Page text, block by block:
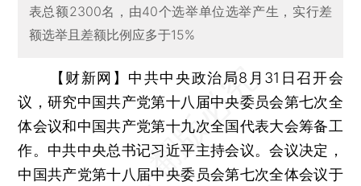
表总额2300名，由40个选举单位选举产生，实行差
额选举且差额比例应多于15%
【财新网】 中共中央政治局8月31日召开会
议，研究中国共产党第十八届中央委员会第七次全
体会议和中国共产党第十九次全国代表大会筹备工
作。中共中央总书记习近平主持会议。会议决定，
中国共产党第十八届中央委员会第七次全体会议于